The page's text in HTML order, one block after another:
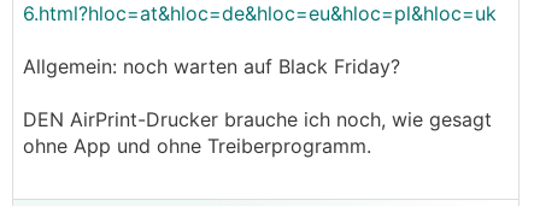
6.html?hloc=at&hloc=de&hloc=eu&hloc=pl&hloc=uk
Allgemein: noch warten auf Black Friday?
DEN AirPrint-Drucker brauche ich noch, wie gesagt
ohne App und ohne Treiberprogramm.